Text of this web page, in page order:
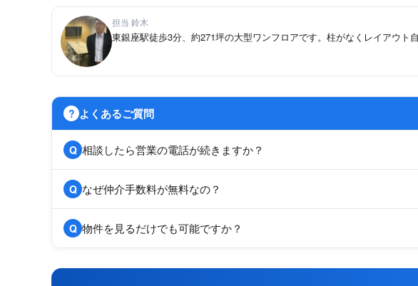
担当 鈴木
東銀座駅徒歩3分、約271坪の大型ワンフロアです。柱がなくレイアウト
? よくあるご質問
Q 相談したら営業の電話が続きますか？
Q なぜ仲介手数料が無料なの？
Q 物件を見るだけでも可能ですか？